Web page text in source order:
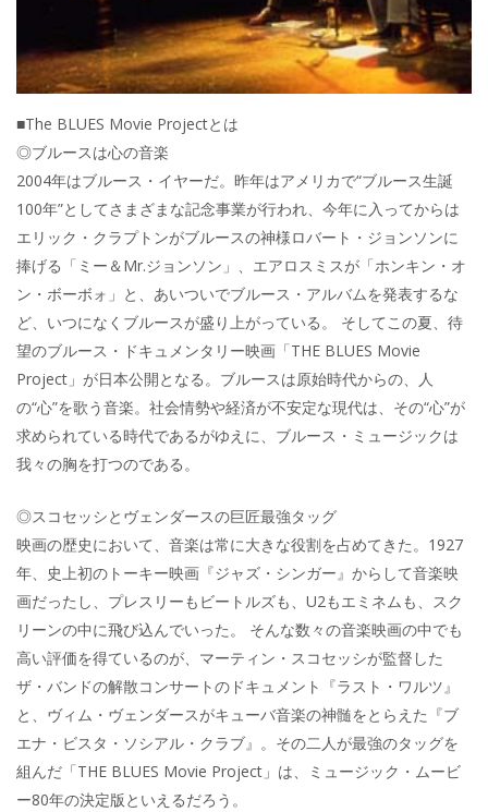
■The BLUES Movie Projectとは
◎ブルースは心の音楽
2004年はブルース・イヤーだ。昨年はアメリカで“ブルース生誕
100年”としてさまざまな記念事業が行われ、今年に入ってからは
エリック・クラプトンがブルースの神様ロバート・ジョンソンに
捧げる「ミー＆Mr.ジョンソン」、エアロスミスが「ホンキン・オ
ン・ボーボォ」と、あいついでブルース・アルバムを発表するな
ど、いつになくブルースが盛り上がっている。 そしてこの夏、待
望のブルース・ドキュメンタリー映画「THE BLUES Movie
Project」が日本公開となる。ブルースは原始時代からの、人
の“心”を歌う音楽。社会情勢や経済が不安定な現代は、その“心”が
求められている時代であるがゆえに、ブルース・ミュージックは
我々の胸を打つのである。
◎スコセッシとヴェンダースの巨匠最強タッグ
映画の歴史において、音楽は常に大きな役割を占めてきた。1927
年、史上初のトーキー映画『ジャズ・シンガー』からして音楽映
画だったし、プレスリーもビートルズも、U2もエミネムも、スク
リーンの中に飛び込んでいった。 そんな数々の音楽映画の中でも
高い評価を得ているのが、マーティン・スコセッシが監督した
ザ・バンドの解散コンサートのドキュメント『ラスト・ワルツ』
と、ヴィム・ヴェンダースがキューバ音楽の神髄をとらえた『ブ
エナ・ビスタ・ソシアル・クラブ』。その二人が最強のタッグを
組んだ「THE BLUES Movie Project」は、ミュージック・ムービ
ー80年の決定版といえるだろう。